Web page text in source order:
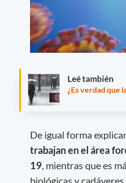
Leé también
¿Es verdad que
De igual forma
trabajan en el área
19, mientras que es
biológicas y